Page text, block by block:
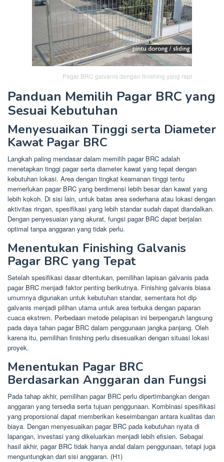
Pagar BRC galvanis dengan finishing yang rapi
Panduan Memilih Pagar BRC yang
Sesuai Kebutuhan
Menyesuaikan Tinggi serta Diameter
Kawat Pagar BRC
Langkah paling mendasar dalam memilih pagar BRC adalah
menetapkan tinggi pagar serta diameter kawat yang tepat dengan
kebutuhan lokasi. Area dengan tingkat keamanan tinggi tentu
memerlukan pagar BRC yang berdimensi lebih besar dan kawat yang
lebih kokoh. Di sisi lain, untuk batas area sederhana atau lokasi dengan
aktivitas ringan, spesifikasi yang lebih standar sudah dapat diandalkan.
Dengan penyesuaian yang akurat, fungsi pagar BRC dapat berjalan
optimal tanpa anggaran yang tidak perlu.
Menentukan Finishing Galvanis
Pagar BRC yang Tepat
Setelah spesifikasi dasar ditentukan, pemilihan lapisan galvanis pada
pagar BRC menjadi faktor penting berikutnya. Finishing galvanis biasa
umumnya digunakan untuk kebutuhan standar, sementara hot dip
galvanis menjadi pilihan utama untuk area terbuka dengan paparan
cuaca ekstrem. Perbedaan metode pelapisan ini berpengaruh langsung
pada daya tahan pagar BRC dalam penggunaan jangka panjang. Oleh
karena itu, pemilihan finishing perlu disesuaikan dengan situasi lokasi
proyek.
Menentukan Pagar BRC
Berdasarkan Anggaran dan Fungsi
Pada tahap akhir, pemilihan pagar BRC perlu dipertimbangkan dengan
anggaran yang tersedia serta tujuan penggunaan. Kombinasi spesifikasi
yang proporsional dapat memberikan keseimbangan antara kualitas dan
biaya. Dengan menyesuaikan pagar BRC pada kebutuhan nyata di
lapangan, investasi yang dikeluarkan menjadi lebih efisien. Sebagai
hasil akhir, pagar BRC tidak hanya andal dalam penggunaan, tetapi juga
menguntungkan dari sisi anggaran. (H1)